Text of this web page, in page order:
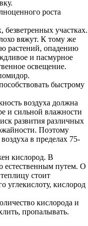
роста
участках.
вяжут. К тому же
растений, опадению
и пасмурное
освещение.
быстрому
воздуха должна
и сильной влажности
развития различных
Поэтому
в пределах 75-
кислород. В
естественным путем. О
стоит
углекислоту, кислород
кислорода и
пропалывать.